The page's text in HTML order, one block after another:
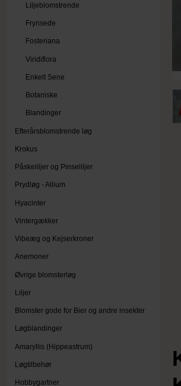
Liljeblomstrende
Frynsede
Fosteriana
Viridiflora
Enkelt Sene
Botaniske
Blandinger
Efterårsblomstrende løg
Krokus
Påskeliljer og Pinseliljer
Prydløg - Allium
Hyacinter
Vintergækker
Vibeæg og Kejserkroner
Anemoner
Øvrige blomsterløg
Liljer
Blomster gode for Bier og andre insekter
Løgblandinger
Amaryllis (Hippeastrum)
Løgtilbehør
Hobbygartner